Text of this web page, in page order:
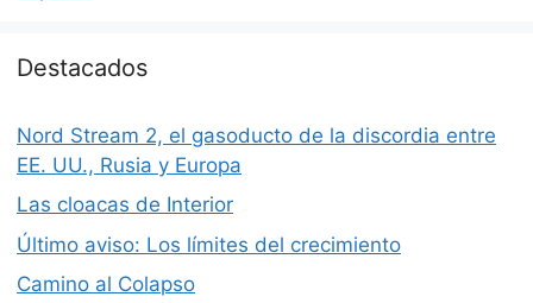
Destacados
Nord Stream 2, el gasoducto de la discordia entre
EE. UU., Rusia y Europa
Las cloacas de Interior
Último aviso: Los límites del crecimiento
Camino al Colapso